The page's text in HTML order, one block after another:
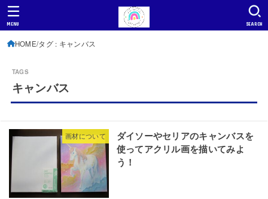
SEARCH
MENU
HOME タグ : キャンバス
キャンバス
画材について
ダイソーやセリアのキャンバスを
使ってアクリル画を描いてみよ
う！